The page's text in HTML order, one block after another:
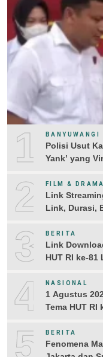
1 BANYUWANGI
Polisi Usut
Yank’ yang
2 FILM & DRAMA
Link
Link, Durasi,
3 BERITA
Link
HUT RI ke-
4 NASIONAL
1 Agustus
Tema HUT RI
5 BERITA
Fenomena